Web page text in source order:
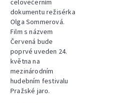
dokumentu režisérka
Olga Sommerová.
Film s názvem
Červená bude
poprvé uveden 24.
května na
mezinárodním
hudebním festivalu
Pražské jaro.